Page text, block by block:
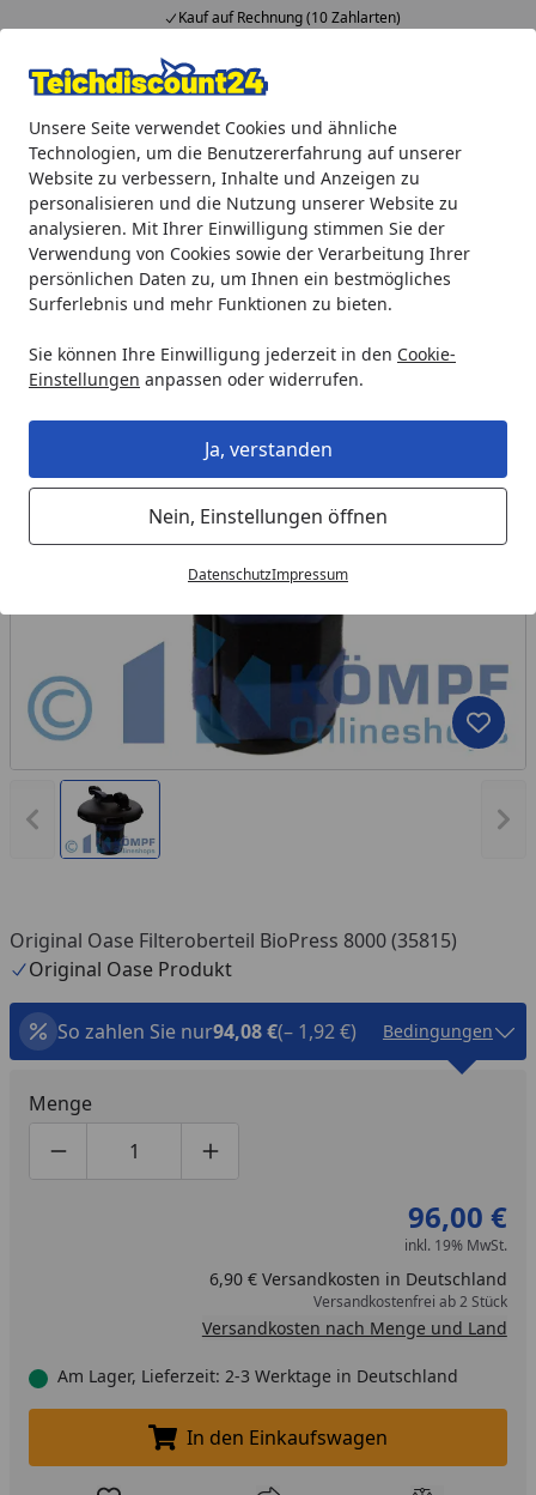
Unsere Seite verwendet Cookies und ähnliche
Technologien, um die Benutzererfahrung auf unserer
Website zu verbessern, Inhalte und Anzeigen zu
personalisieren und die Nutzung unserer Website zu
analysieren. Mit Ihrer Einwilligung stimmen Sie der
Verwendung von Cookies sowie der Verarbeitung Ihrer
persönlichen Daten zu, um Ihnen ein bestmögliches
Surferlebnis und mehr Funktionen zu bieten.
Sie können Ihre Einwilligung jederzeit in den Cookie-
Einstellungen anpassen oder widerrufen.
Ja, verstanden
Nein, Einstellungen öffnen
DatenschutzImpressum
Kauf auf Rechnung (10 Zahlarten)
Alle Produkte
Mein Konto
Suchen
Startseite
Oase Filteroberteil für BioPress 8000 (35815)
Oase Filteroberteil für BioPress
8000 (35815)
Vorheriges Bild anzeigen
Original Oase Filteroberteil BioPress 8000 (35815)
Original Oase Produkt
So zahlen Sie nur94,08 €(– 1,92 €) Bedingungen
Menge
Produktmenge um eins verringern
Produktmenge manuell eingeben
Produktmenge um eins erhöhen
96,00 €
inkl. 19% MwSt.
6,90 € Versandkosten in Deutschland
Versandkostenfrei ab 2 Stück
Versandkosten nach Menge und Land
Am Lager, Lieferzeit: 2-3 Werktage in Deutschland
In den Einkaufswagen legen
In den Einkaufswagen